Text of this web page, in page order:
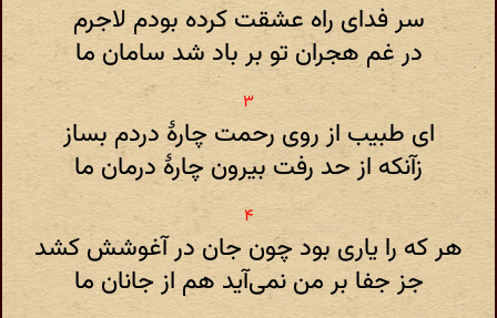
سر فدای راه عشقت کرده بودم لاجرم
در غم هجران تو بر باد شد سامان ما
ای طبیب از روی رحمت چارهٔ دردم بساز
زآنکه از حد رفت بیرون چارهٔ درمان ما
هر که را یاری بود چون جان در آغوشش کشد
جز جفا بر من نمی‌آید هم از جانان ما